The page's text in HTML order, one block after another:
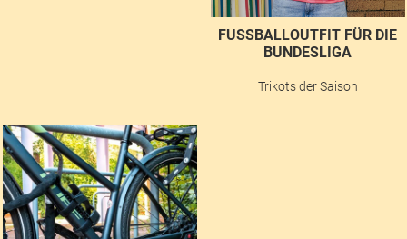
FUSSBALLOUTFIT FÜR DIE B
UNDESLIGA
Trikots der Saison